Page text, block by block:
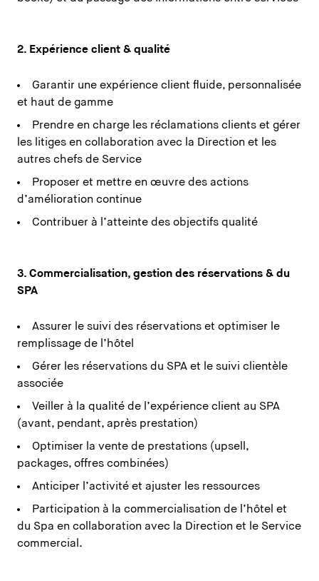
2. Expérience client & qualité
Garantir une expérience client fluide, personnalisée
et haut de gamme
Prendre en charge les réclamations clients et gérer
les litiges en collaboration avec la Direction et les
autres chefs de Service
Proposer et mettre en œuvre des actions
d’amélioration continue
Contribuer à l’atteinte des objectifs qualité
3. Commercialisation, gestion des réservations & du
SPA
Assurer le suivi des réservations et optimiser le
remplissage de l’hôtel
Gérer les réservations du SPA et le suivi clientèle
associée
Veiller à la qualité de l’expérience client au SPA
(avant, pendant, après prestation)
Optimiser la vente de prestations (upsell,
packages, offres combinées)
Anticiper l’activité et ajuster les ressources
Participation à la commercialisation de l’hôtel et
du Spa en collaboration avec la Direction et le Service
commercial.